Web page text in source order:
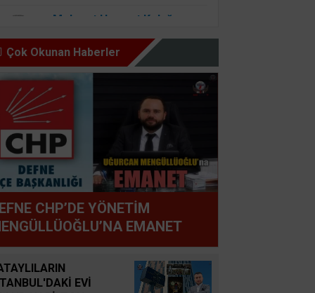
Mehmet Haşmet Kolağası
BAŞARININ MUTLULUĞUN
ANAHTARI VE KANAAT
Nursel Cengiz Seçer
GÜZEL İNSAN ŞARTI BU,
HAZ OLMAZ DAR’A KARŞI
BİR BAŞIMIZI KALDIRIP
YAPILAN ANLAŞMALARI
GÖREBİLSEK
Çok Okunan Haberler
CHP’DE YÖNETİM
EMANET
EVİ